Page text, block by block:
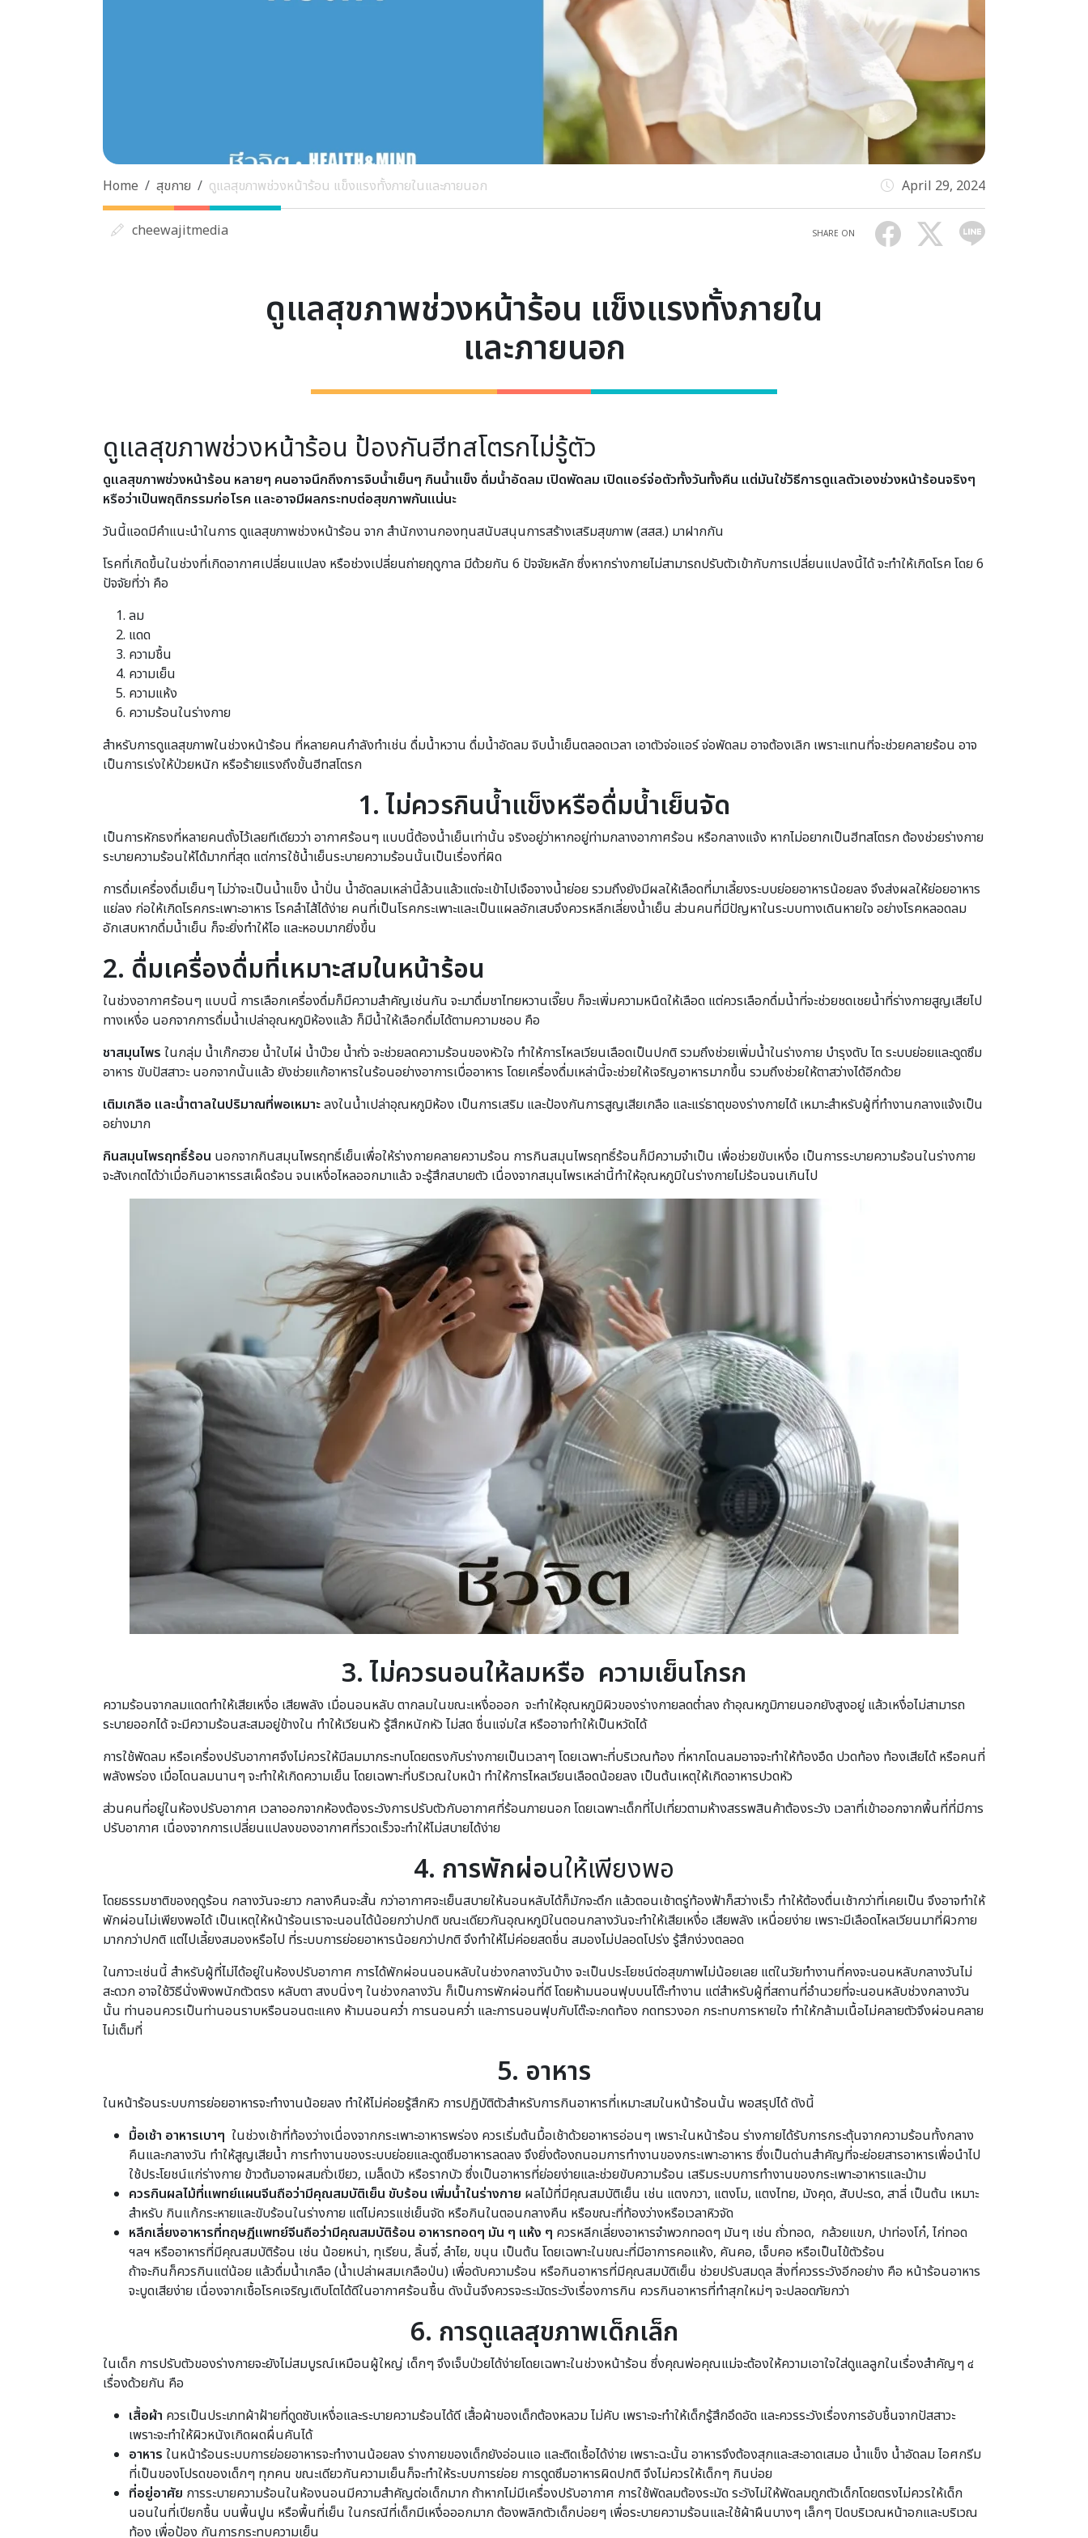
Home สุขกาย ดูแลสุขภาพช่วงหน้าร้อน แข็งแรงทั้งภายในและภายนอก April 29, 2024
cheewajitmedia SHARE ON
ดูแลสุขภาพช่วงหน้าร้อน แข็งแรงทั้งภายใน
และภายนอก
ดูแลสุขภาพช่วงหน้าร้อน ป้องกันฮีทสโตรกไม่รู้ตัว
ดูแลสุขภาพช่วงหน้าร้อน หลายๆ คนอาจนึกถึงการจิบน้ำเย็นๆ กินน้ำแข็ง ดื่มน้ำอัดลม เปิดพัดลม เปิดแอร์จ่อตัวทั้งวันทั้งคืน แต่มันใช่วิธีการดูแลตัวเองช่วงหน้าร้อนจริงๆ
หรือว่าเป็นพฤติกรรมก่อโรค และอาจมีผลกระทบต่อสุขภาพกันแน่นะ
วันนี้แอดมีคำแนะนำในการ ดูแลสุขภาพช่วงหน้าร้อน จาก สำนักงานกองทุนสนับสนุนการสร้างเสริมสุขภาพ (สสส.) มาฝากกัน
โรคที่เกิดขึ้นในช่วงที่เกิดอากาศเปลี่ยนแปลง หรือช่วงเปลี่ยนถ่ายฤดูกาล มีด้วยกัน 6 ปัจจัยหลัก ซึ่งหากร่างกายไม่สามารถปรับตัวเข้ากับการเปลี่ยนแปลงนี้ได้ จะทำให้เกิดโรค โดย 6
ปัจจัยที่ว่า คือ
ลม
แดด
ความชื้น
ความเย็น
ความแห้ง
ความร้อนในร่างกาย
สำหรับการดูแลสุขภาพในช่วงหน้าร้อน ที่หลายคนกำลังทำเช่น ดื่มน้ำหวาน ดื่มน้ำอัดลม จิบน้ำเย็นตลอดเวลา เอาตัวจ่อแอร์ จ่อพัดลม อาจต้องเลิก เพราะแทนที่จะช่วยคลายร้อน อาจ
เป็นการเร่งให้ป่วยหนัก หรือร้ายแรงถึงขั้นฮีทสโตรก
1. ไม่ควรกินน้ำแข็งหรือดื่มน้ำเย็นจัด
เป็นการหักธงที่หลายคนตั้งไว้เลยทีเดียวว่า อากาศร้อนๆ แบบนี้ต้องน้ำเย็นเท่านั้น จริงอยู่ว่าหากอยู่ท่ามกลางอากาศร้อน หรือกลางแจ้ง หากไม่อยากเป็นฮีทสโตรก ต้องช่วยร่างกาย
ระบายความร้อนให้ได้มากที่สุด แต่การใช้น้ำเย็นระบายความร้อนนั้นเป็นเรื่องที่ผิด
การดื่มเครื่องดื่มเย็นๆ ไม่ว่าจะเป็นน้ำแข็ง น้ำปั่น น้ำอัดลมเหล่านี้ล้วนแล้วแต่จะเข้าไปเจือจางน้ำย่อย รวมถึงยังมีผลให้เลือดที่มาเลี้ยงระบบย่อยอาหารน้อยลง จึงส่งผลให้ย่อยอาหาร
แย่ลง ก่อให้เกิดโรคกระเพาะอาหาร โรคลำไส้ได้ง่าย คนที่เป็นโรคกระเพาะและเป็นแผลอักเสบจึงควรหลีกเลี่ยงน้ำเย็น ส่วนคนที่มีปัญหาในระบบทางเดินหายใจ อย่างโรคหลอดลม
อักเสบหากดื่มน้ำเย็น ก็จะยิ่งทำให้ไอ และหอบมากยิ่งขึ้น
2. ดื่มเครื่องดื่มที่เหมาะสมในหน้าร้อน
ในช่วงอากาศร้อนๆ แบบนี้ การเลือกเครื่องดื่มก็มีความสำคัญเช่นกัน จะมาดื่มชาไทยหวานเจี๊ยบ ก็จะเพิ่มความหนืดให้เลือด แต่ควรเลือกดื่มน้ำที่จะช่วยชดเชยน้ำที่ร่างกายสูญเสียไป
ทางเหงื่อ นอกจากการดื่มน้ำเปล่าอุณหภูมิห้องแล้ว ก็มีน้ำให้เลือกดื่มได้ตามความชอบ คือ
ชาสมุนไพร ในกลุ่ม น้ำเก๊กฮวย น้ำใบไผ่ น้ำบ๊วย น้ำถั่ว จะช่วยลดความร้อนของหัวใจ ทำให้การไหลเวียนเลือดเป็นปกติ รวมถึงช่วยเพิ่มน้ำในร่างกาย บำรุงตับ ไต ระบบย่อยและดูดซึม
อาหาร ขับปัสสาวะ นอกจากนั้นแล้ว ยังช่วยแก้อาหารในร้อนอย่างอาการเบื่ออาหาร โดยเครื่องดื่มเหล่านี้จะช่วยให้เจริญอาหารมากขึ้น รวมถึงช่วยให้ตาสว่างได้อีกด้วย
เติมเกลือ และน้ำตาลในปริมาณที่พอเหมาะลงในน้ำเปล่าอุณหภูมิห้อง เป็นการเสริม และป้องกันการสูญเสียเกลือ และแร่ธาตุของร่างกายได้ เหมาะสำหรับผู้ที่ทำงานกลางแจ้งเป็น
อย่างมาก
กินสมุนไพรฤทธิ์ร้อน นอกจากกินสมุนไพรฤทธิ์เย็นเพื่อให้ร่างกายคลายความร้อน การกินสมุนไพรฤทธิ์ร้อนก็มีความจำเป็น เพื่อช่วยขับเหงื่อ เป็นการระบายความร้อนในร่างกาย
จะสังเกตได้ว่าเมื่อกินอาหารรสเผ็ดร้อน จนเหงื่อไหลออกมาแล้ว จะรู้สึกสบายตัว เนื่องจากสมุนไพรเหล่านี้ทำให้อุณหภูมิในร่างกายไม่ร้อนจนเกินไป
3. ไม่ควรนอนให้ลมหรือ ความเย็นโกรก
ความร้อนจากลมแดดทำให้เสียเหงื่อ เสียพลัง เมื่อนอนหลับ ตากลมในขณะเหงื่อออก จะทำให้อุณหภูมิผิวของร่างกายลดต่ำลง ถ้าอุณหภูมิภายนอกยังสูงอยู่ แล้วเหงื่อไม่สามารถ
ระบายออกได้ จะมีความร้อนสะสมอยู่ข้างใน ทำให้เวียนหัว รู้สึกหนักหัว ไม่สด ชื่นแจ่มใส หรืออาจทำให้เป็นหวัดได้
การใช้พัดลม หรือเครื่องปรับอากาศจึงไม่ควรให้มีลมมากระทบโดยตรงกับร่างกายเป็นเวลาๆ โดยเฉพาะที่บริเวณท้อง ที่หากโดนลมอาจจะทำให้ท้องอืด ปวดท้อง ท้องเสียได้ หรือคนที่
พลังพร่อง เมื่อโดนลมนานๆ จะทำให้เกิดความเย็น โดยเฉพาะที่บริเวณใบหน้า ทำให้การไหลเวียนเลือดน้อยลง เป็นต้นเหตุให้เกิดอาหารปวดหัว
ส่วนคนที่อยู่ในห้องปรับอากาศ เวลาออกจากห้องต้องระวังการปรับตัวกับอากาศที่ร้อนภายนอก โดยเฉพาะเด็กที่ไปเที่ยวตามห้างสรรพสินค้าต้องระวัง เวลาที่เข้าออกจากพื้นที่ที่มีการ
ปรับอากาศ เนื่องจากการเปลี่ยนแปลงของอากาศที่รวดเร็วจะทำให้ไม่สบายได้ง่าย
4. การพักผ่อนให้เพียงพอ
โดยธรรมชาติของฤดูร้อน กลางวันจะยาว กลางคืนจะสั้น กว่าอากาศจะเย็นสบายให้นอนหลับได้ก็มักจะดึก แล้วตอนเช้าตรู่ท้องฟ้าก็สว่างเร็ว ทำให้ต้องตื่นเช้ากว่าที่เคยเป็น จึงอาจทำให้
พักผ่อนไม่เพียงพอได้ เป็นเหตุให้หน้าร้อนเราจะนอนได้น้อยกว่าปกติ ขณะเดียวกันอุณหภูมิในตอนกลางวันจะทำให้เสียเหงื่อ เสียพลัง เหนื่อยง่าย เพราะมีเลือดไหลเวียนมาที่ผิวกาย
มากกว่าปกติ แต่ไปเลี้ยงสมองหรือไป ที่ระบบการย่อยอาหารน้อยกว่าปกติ จึงทำให้ไม่ค่อยสดชื่น สมองไม่ปลอดโปร่ง รู้สึกง่วงตลอด
ในภาวะเช่นนี้ สำหรับผู้ที่ไม่ได้อยู่ในห้องปรับอากาศ การได้พักผ่อนนอนหลับในช่วงกลางวันบ้าง จะเป็นประโยชน์ต่อสุขภาพไม่น้อยเลย แต่ในวัยทำงานที่คงจะนอนหลับกลางวันไม่
สะดวก อาจใช้วิธีนั่งพิงพนักตัวตรง หลับตา สงบนิ่งๆ ในช่วงกลางวัน ก็เป็นการพักผ่อนที่ดี โดยห้ามนอนฟุบบนโต๊ะทำงาน แต่สำหรับผู้ที่สถานที่อำนวยที่จะนอนหลับช่วงกลางวัน
นั้น ท่านอนควรเป็นท่านอนราบหรือนอนตะแคง ห้ามนอนคว่ำ การนอนคว่ำ และการนอนฟุบกับโต๊ะจะกดท้อง กดทรวงอก กระทบการหายใจ ทำให้กล้ามเนื้อไม่คลายตัวจึงผ่อนคลาย
ไม่เต็มที่
5. อาหาร
ในหน้าร้อนระบบการย่อยอาหารจะทำงานน้อยลง ทำให้ไม่ค่อยรู้สึกหิว การปฏิบัติตัวสำหรับการกินอาหารที่เหมาะสมในหน้าร้อนนั้น พอสรุปได้ ดังนี้
มื้อเช้า อาหารเบาๆ ในช่วงเช้าที่ท้องว่างเนื่องจากกระเพาะอาหารพร่อง ควรเริ่มต้นมื้อเช้าด้วยอาหารอ่อนๆ เพราะในหน้าร้อน ร่างกายได้รับการกระตุ้นจากความร้อนทั้งกลาง
คืนและกลางวัน ทำให้สูญเสียน้ำ การทำงานของระบบย่อยและดูดซึมอาหารลดลง จึงยิ่งต้องถนอมการทำงานของกระเพาะอาหาร ซึ่งเป็นด่านสำคัญที่จะย่อยสารอาหารเพื่อนำไป
ใช้ประโยชน์แก่ร่างกาย ข้าวต้มอาจผสมถั่วเขียว, เมล็ดบัว หรือรากบัว ซึ่งเป็นอาหารที่ย่อยง่ายและช่วยขับความร้อน เสริมระบบการทำงานของกระเพาะอาหารและม้าม
ควรกินผลไม้ที่แพทย์แผนจีนถือว่ามีคุณสมบัติเย็น ขับร้อน เพิ่มน้ำในร่างกาย ผลไม้ที่มีคุณสมบัติเย็น เช่น แตงกวา, แตงโม, แตงไทย, มังคุด, สับปะรด, สาลี่ เป็นต้น เหมาะ
สำหรับ กินแก้กระหายและขับร้อนในร่างกาย แต่ไม่ควรแช่เย็นจัด หรือกินในตอนกลางคืน หรือขณะที่ท้องว่างหรือเวลาหิวจัด
หลีกเลี่ยงอาหารที่ทฤษฎีแพทย์จีนถือว่ามีคุณสมบัติร้อน อาหารทอดๆ มัน ๆ แห้ง ๆ ควรหลีกเลี่ยงอาหารจำพวกทอดๆ มันๆ เช่น ถั่วทอด, กล้วยแขก, ปาท่องโก๋, ไก่ทอด
ฯลฯ หรืออาหารที่มีคุณสมบัติร้อน เช่น น้อยหน่า, ทุเรียน, ลิ้นจี่, ลำไย, ขนุน เป็นต้น โดยเฉพาะในขณะที่มีอาการคอแห้ง, คันคอ, เจ็บคอ หรือเป็นไข้ตัวร้อน
ถ้าจะกินก็ควรกินแต่น้อย แล้วดื่มน้ำเกลือ (น้ำเปล่าผสมเกลือป่น) เพื่อดับความร้อน หรือกินอาหารที่มีคุณสมบัติเย็น ช่วยปรับสมดุล สิ่งที่ควรระวังอีกอย่าง คือ หน้าร้อนอาหาร
จะบูดเสียง่าย เนื่องจากเชื้อโรคเจริญเติบโตได้ดีในอากาศร้อนชื้น ดังนั้นจึงควรจะระมัดระวังเรื่องการกิน ควรกินอาหารที่ทำสุกใหม่ๆ จะปลอดภัยกว่า
6. การดูแลสุขภาพเด็กเล็ก
ในเด็ก การปรับตัวของร่างกายจะยังไม่สมบูรณ์เหมือนผู้ใหญ่ เด็กๆ จึงเจ็บป่วยได้ง่ายโดยเฉพาะในช่วงหน้าร้อน ซึ่งคุณพ่อคุณแม่จะต้องให้ความเอาใจใส่ดูแลลูกในเรื่องสำคัญๆ ๔
เรื่องด้วยกัน คือ
เสื้อผ้า ควรเป็นประเภทผ้าฝ้ายที่ดูดซับเหงื่อและระบายความร้อนได้ดี เสื้อผ้าของเด็กต้องหลวม ไม่คับ เพราะจะทำให้เด็กรู้สึกอึดอัด และควรระวังเรื่องการอับชื้นจากปัสสาวะ
เพราะจะทำให้ผิวหนังเกิดผดผื่นคันได้
อาหาร ในหน้าร้อนระบบการย่อยอาหารจะทำงานน้อยลง ร่างกายของเด็กยังอ่อนแอ และติดเชื้อได้ง่าย เพราะฉะนั้น อาหารจึงต้องสุกและสะอาดเสมอ น้ำแข็ง น้ำอัดลม ไอศกรีม
ที่เป็นของโปรดของเด็กๆ ทุกคน ขณะเดียวกันความเย็นก็จะทำให้ระบบการย่อย การดูดซึมอาหารผิดปกติ จึงไม่ควรให้เด็กๆ กินบ่อย
ที่อยู่อาศัย การระบายความร้อนในห้องนอนมีความสำคัญต่อเด็กมาก ถ้าหากไม่มีเครื่องปรับอากาศ การใช้พัดลมต้องระมัด ระวังไม่ให้พัดลมถูกตัวเด็กโดยตรงไม่ควรให้เด็ก
นอนในที่เปียกชื้น บนพื้นปูน หรือพื้นที่เย็น ในกรณีที่เด็กมีเหงื่อออกมาก ต้องพลิกตัวเด็กบ่อยๆ เพื่อระบายความร้อนและใช้ผ้าผืนบางๆ เล็กๆ ปิดบริเวณหน้าอกและบริเวณ
ท้อง เพื่อป้อง กันการกระทบความเย็น